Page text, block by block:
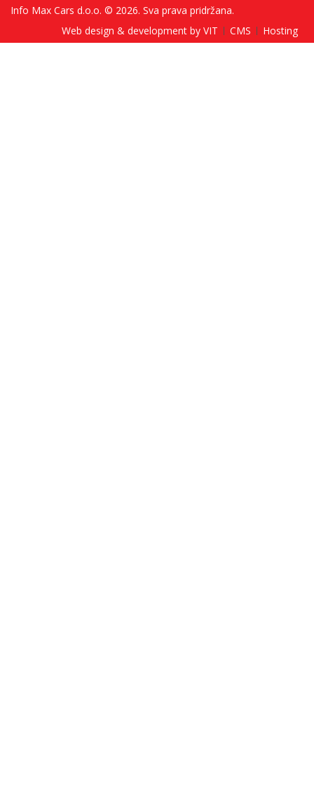
Info Max Cars d.o.o. © 2026. Sva prava pridržana.
Web design & development by VIT
CMS Hosting